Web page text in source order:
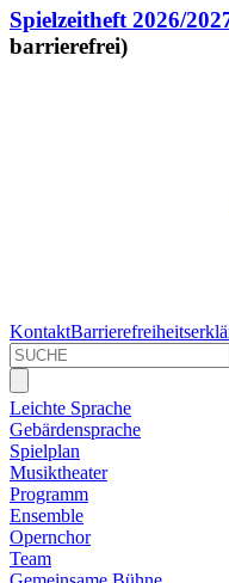
Spielzeitheft 2026/
barrierefrei)
Kontakt
Leichte Sprache
Gebärdensprache
Spielplan
Musiktheater
Programm
Ensemble
Opernchor
Team